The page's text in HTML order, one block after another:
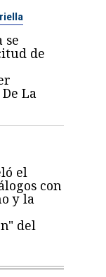
se
de
La
el
con
y la
del